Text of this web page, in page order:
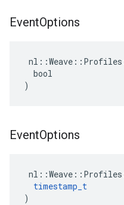
EventOptions
  bool
)
EventOptions
timestamp_t
)